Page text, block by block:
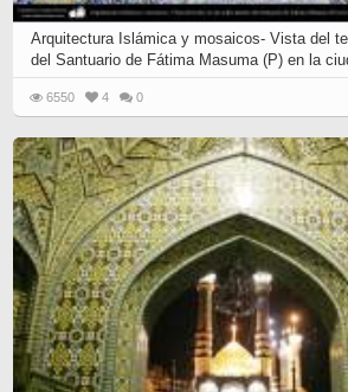
Arquitectura Islámica y mosaicos- Vista del
del Santuario de Fátima Masuma (P) en la
6550 4 0